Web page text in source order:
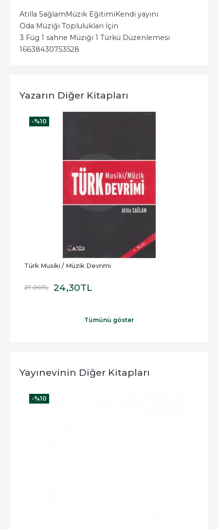
Atilla SağlamMüzik EğitimiKendi yayını
Oda Müziği Toplulukları İçin
3 Füg 1 sahne Müziği 1 Türkü Düzenlemesi
16638430753528
Yazarın Diğer Kitapları
-%10
Türk Musiki / Müzik Devrimi
27,00TL 24,30TL
Tümünü göster
Yayınevinin Diğer Kitapları
-%10